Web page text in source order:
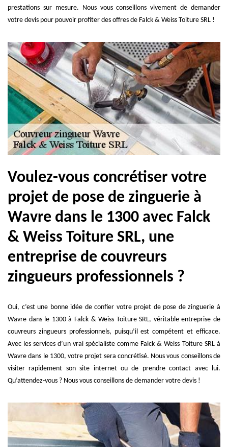
prestations sur mesure. Nous vous conseillons vivement de demander
votre devis pour pouvoir profiter des offres de Falck & Weiss Toiture SRL !
Voulez-vous concrétiser votre
projet de pose de zinguerie à
Wavre dans le 1300 avec Falck
& Weiss Toiture SRL, une
entreprise de couvreurs
zingueurs professionnels ?
Oui, c’est une bonne idée de confier votre projet de pose de zinguerie à
Wavre dans le 1300 à Falck & Weiss Toiture SRL, véritable entreprise de
couvreurs zingueurs professionnels, puisqu’il est compétent et efficace.
Avec les services d’un vrai spécialiste comme Falck & Weiss Toiture SRL à
Wavre dans le 1300, votre projet sera concrétisé. Nous vous conseillons de
visiter rapidement son site internet ou de prendre contact avec lui.
Qu’attendez-vous ? Nous vous conseillons de demander votre devis !